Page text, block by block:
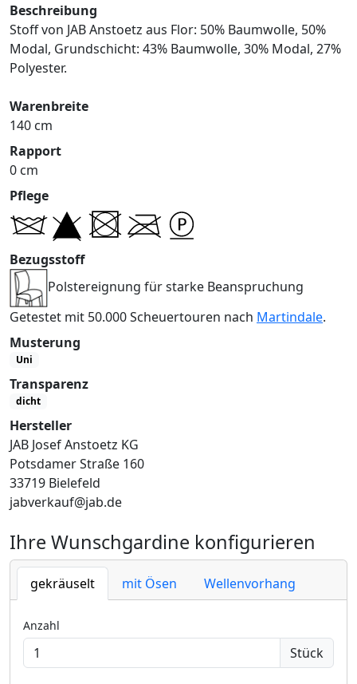
Beschreibung
Stoff von JAB Anstoetz aus Flor: 50% Baumwolle, 50%
Modal, Grundschicht: 43% Baumwolle, 30% Modal, 27%
Polyester.
Warenbreite
140 cm
Rapport
0 cm
Pflege
Bezugsstoff
Polstereignung für starke Beanspruchung
Getestet mit 50.000 Scheuertouren nach Martindale.
Musterung
Uni
Transparenz
dicht
Hersteller
JAB Josef Anstoetz KG
Potsdamer Straße 160
33719 Bielefeld
jabverkauf@jab.de
Ihre Wunschgardine konfigurieren
gekräuselt mit Ösen Wellenvorhang
Anzahl
Stück